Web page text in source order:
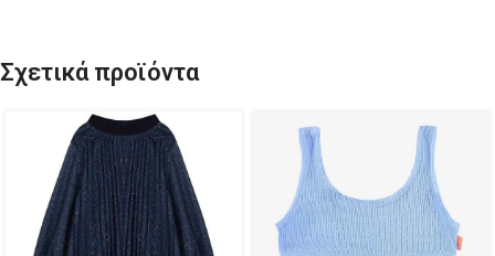
Σχετικά προϊόντα